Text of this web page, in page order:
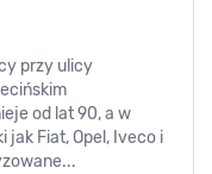
przy ulicy
od lat 90, a w
jak Fiat, Opel, Iveco i